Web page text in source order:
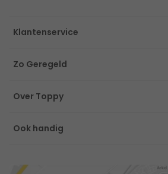
Klantenservice
Zo Geregeld
Over Toppy
Ook handig